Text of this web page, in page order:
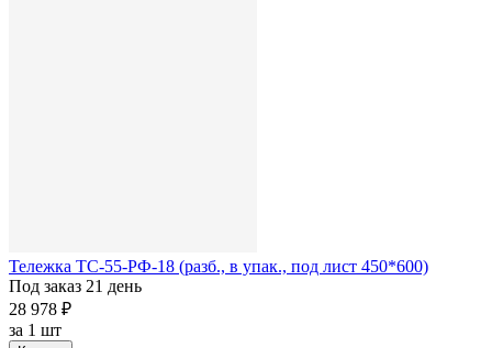
Тележка ТС-55-РФ-18 (разб., в упак., под лист 450*600)
Под заказ 21 день
28 978 ₽
за 1 шт